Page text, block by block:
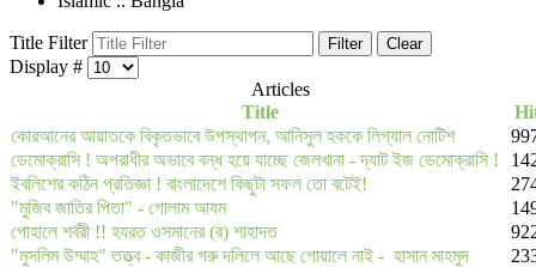
Title Filter Filter Clear
Display #
Articles
Title
কোরআনের আয়াতকে বিকৃতভাবে উপস্থাপন, আনিসুল হককে লিগ্যাল নোটিশ
ডেমোক্রাসি ! অপরাধীর অভাবে বন্ধ হয়ে যাচ্ছে জেলখানা - দ্যাট ইজ ডেমোক্রাসি !
ইবলিশের কঠিন প্রতিজ্ঞা ! বাংলাদেশে কিছুটা সফল তো বটেই!
"মুজিব জাতির পিতা" - গোলাম আযম
পোহালে শর্বরী !! হযরত ওসমানের (র) শাহাদত
"মুসলিম উম্মাহ" তত্ত্ব - কাজীর গরু দলিলে আছে গোয়ালে নাই - হাসান মাহমুদ